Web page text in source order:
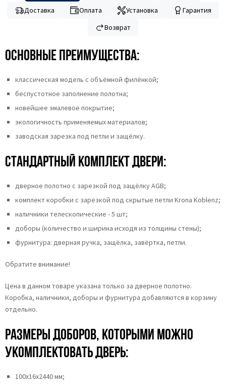
Доставка
Оплата Установка
Гарантия
Возврат
Основные преимущества:
классическая модель с объёмной филёнкой;
беспустотное заполнение полотна;
новейшее эмалевое покрытие;
экологичность применяемых материалов;
заводская зарезка под петли и защёлку.
Стандартный комплект двери:
дверное полотно с зарезкой под защёлку AGB;
комплект коробки с зарезкой под скрытые петли Krona Koblenz;
наличники телескопические - 5 шт;
доборы (количество и ширина исходя из толщины стены);
фурнитура: дверная ручка, защёлка, завёртка, петли.
Обратите внимание!
Цена в данном товаре указана только за дверное полотно.
Коробка, наличники, доборы и фурнитура добавляются в корзину
отдельно.
Размеры доборов, которыми можно
укомплектовать дверь:
100х16х2440 мм;